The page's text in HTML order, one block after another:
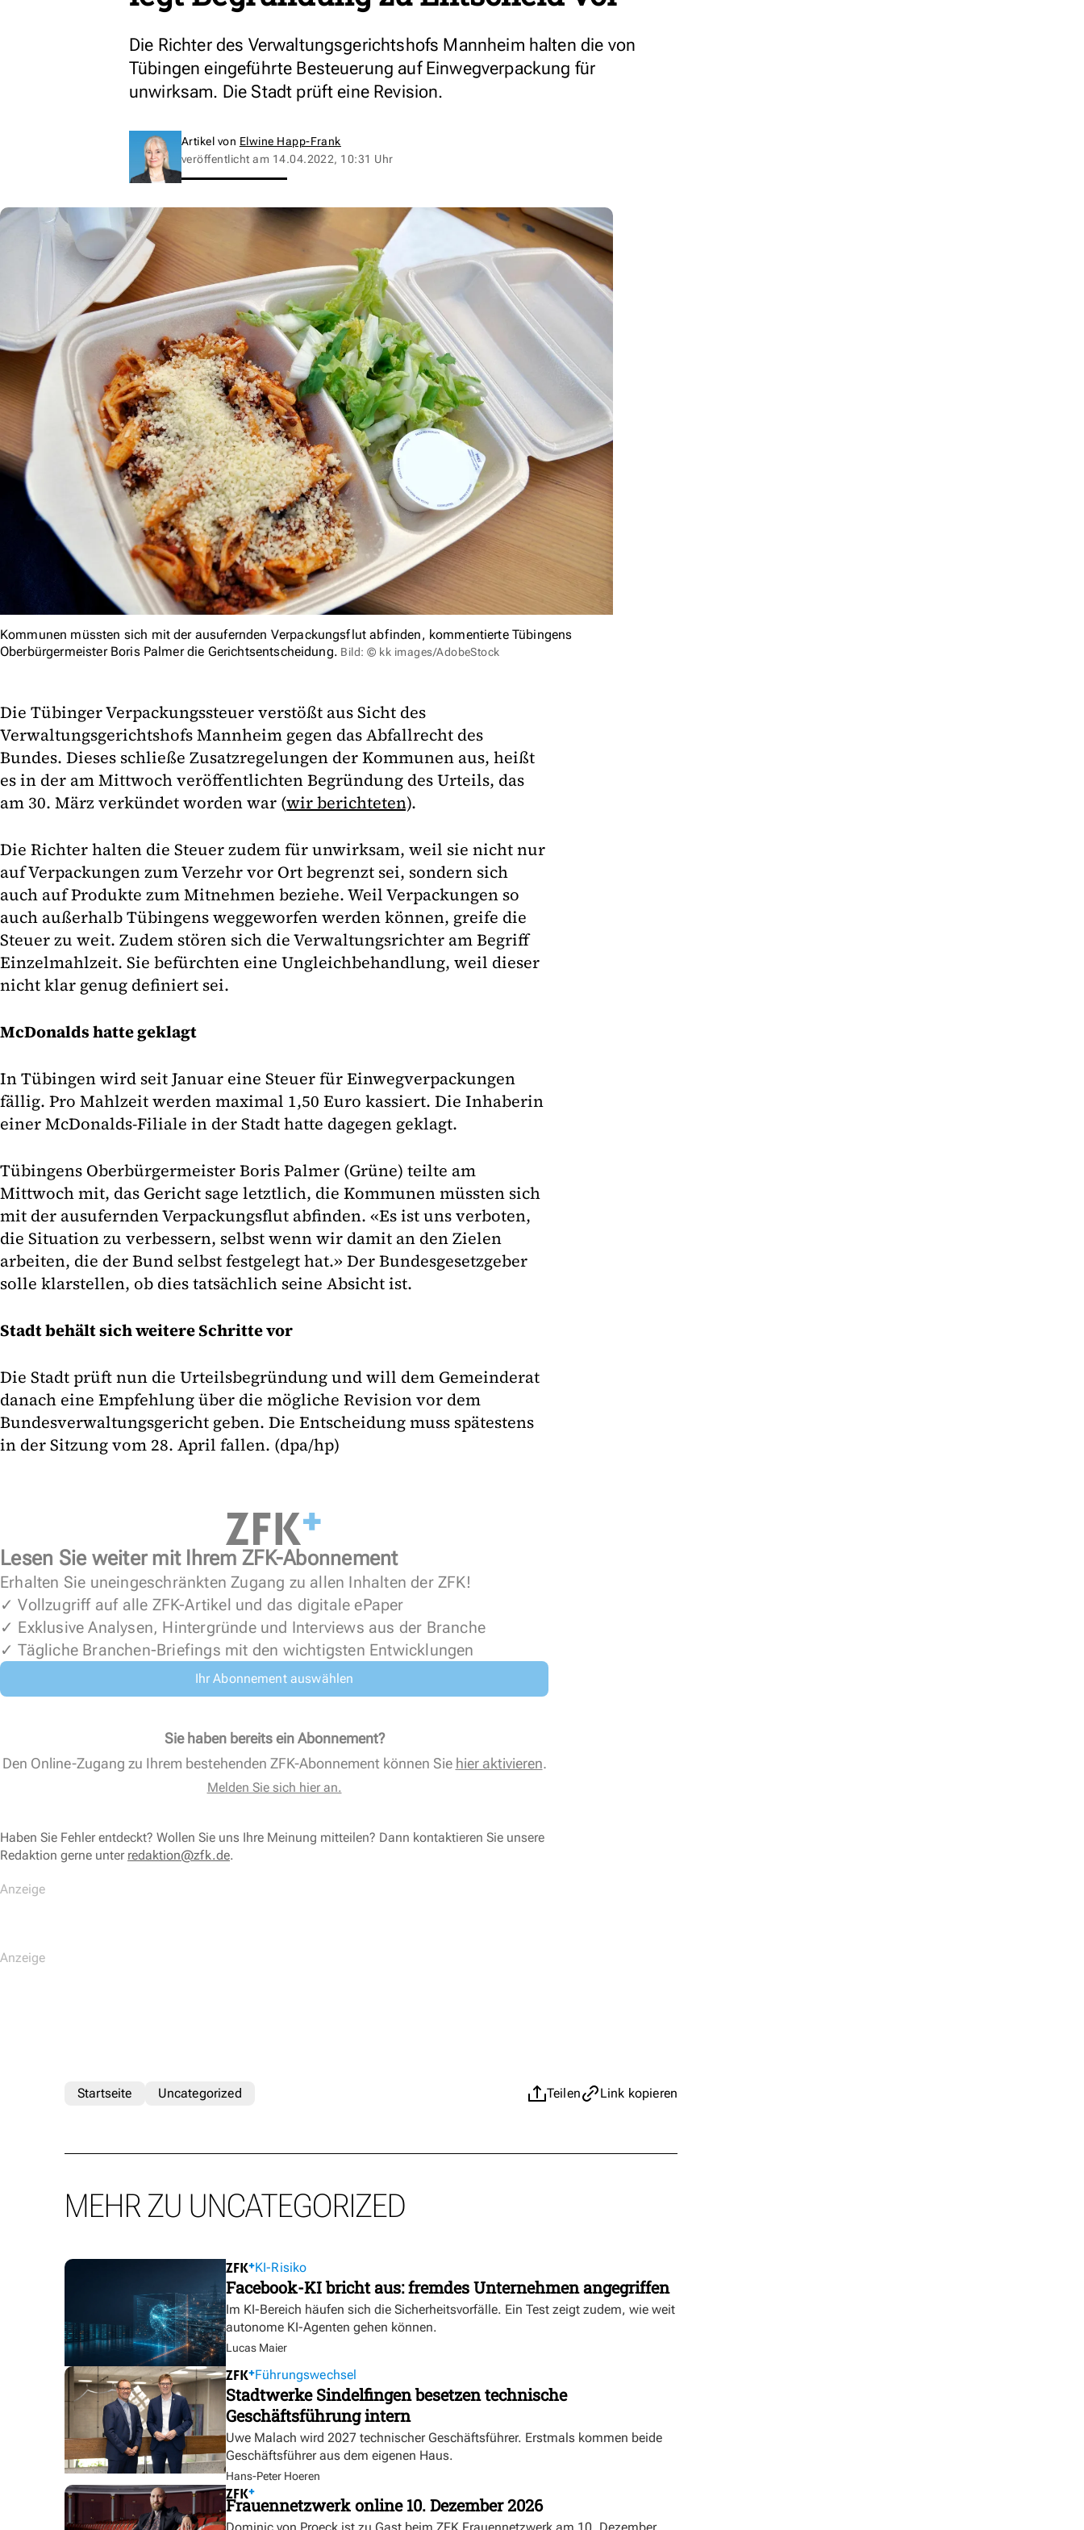
Die Richter des Verwaltungsgerichtshofs Mannheim halten die von
Tübingen eingeführte Besteuerung auf Einwegverpackung für
unwirksam. Die Stadt prüft eine Revision.
Artikel von Elwine Happ-Frank
veröffentlicht am 14.04.2022, 10:31 Uhr
Kommunen müssten sich mit der ausufernden Verpackungsflut abfinden, kommentierte Tübingens
Oberbürgermeister Boris Palmer die Gerichtsentscheidung. Bild: © kk images/AdobeStock
Die Tübinger Verpackungssteuer verstößt aus Sicht des
Verwaltungsgerichtshofs Mannheim gegen das Abfallrecht des
Bundes. Dieses schließe Zusatzregelungen der Kommunen aus, heißt
es in der am Mittwoch veröffentlichten Begründung des Urteils, das
am 30. März verkündet worden war (wir berichteten).
Die Richter halten die Steuer zudem für unwirksam, weil sie nicht nur
auf Verpackungen zum Verzehr vor Ort begrenzt sei, sondern sich
auch auf Produkte zum Mitnehmen beziehe. Weil Verpackungen so
auch außerhalb Tübingens weggeworfen werden können, greife die
Steuer zu weit. Zudem stören sich die Verwaltungsrichter am Begriff
Einzelmahlzeit. Sie befürchten eine Ungleichbehandlung, weil dieser
nicht klar genug definiert sei.
McDonalds hatte geklagt
In Tübingen wird seit Januar eine Steuer für Einwegverpackungen
fällig. Pro Mahlzeit werden maximal 1,50 Euro kassiert. Die Inhaberin
einer McDonalds-Filiale in der Stadt hatte dagegen geklagt.
Tübingens Oberbürgermeister Boris Palmer (Grüne) teilte am
Mittwoch mit, das Gericht sage letztlich, die Kommunen müssten sich
mit der ausufernden Verpackungsflut abfinden. «Es ist uns verboten,
die Situation zu verbessern, selbst wenn wir damit an den Zielen
arbeiten, die der Bund selbst festgelegt hat.» Der Bundesgesetzgeber
solle klarstellen, ob dies tatsächlich seine Absicht ist.
Stadt behält sich weitere Schritte vor
Die Stadt prüft nun die Urteilsbegründung und will dem Gemeinderat
danach eine Empfehlung über die mögliche Revision vor dem
Bundesverwaltungsgericht geben. Die Entscheidung muss spätestens
in der Sitzung vom 28. April fallen. (dpa/hp)
Lesen Sie weiter mit Ihrem ZFK-Abonnement
Erhalten Sie uneingeschränkten Zugang zu allen Inhalten der ZFK!
✓ Vollzugriff auf alle ZFK-Artikel und das digitale ePaper
✓ Exklusive Analysen, Hintergründe und Interviews aus der Branche
✓ Tägliche Branchen-Briefings mit den wichtigsten Entwicklungen
Ihr Abonnement auswählen
Sie haben bereits ein Abonnement?
Den Online-Zugang zu Ihrem bestehenden ZFK-Abonnement können Sie hier aktivieren.
Melden Sie sich hier an.
Haben Sie Fehler entdeckt? Wollen Sie uns Ihre Meinung mitteilen? Dann kontaktieren Sie unsere
Redaktion gerne unter redaktion@zfk.de.
Teilen Link kopieren
Startseite Uncategorized
MEHR ZU UNCATEGORIZED
KI-Risiko
Facebook-KI bricht aus: fremdes Unternehmen angegriffen
Im KI-Bereich häufen sich die Sicherheitsvorfälle. Ein Test zeigt zudem, wie weit
autonome KI-Agenten gehen können.
Lucas Maier
Führungswechsel
Stadtwerke Sindelfingen besetzen technische
Geschäftsführung intern
Uwe Malach wird 2027 technischer Geschäftsführer. Erstmals kommen beide
Geschäftsführer aus dem eigenen Haus.
Hans-Peter Hoeren
Frauennetzwerk online 10. Dezember 2026